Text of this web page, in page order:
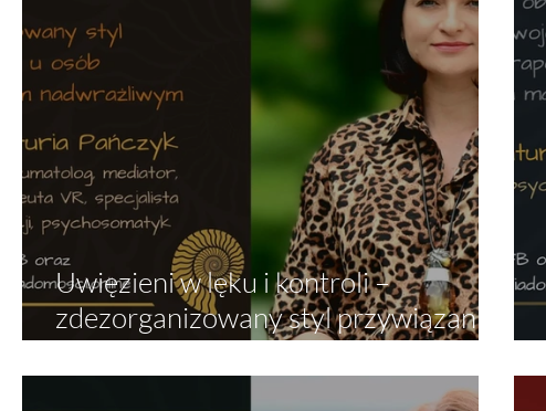
Uwięzieni w lęku i kontroli –
zdezorganizowany styl przywiązania